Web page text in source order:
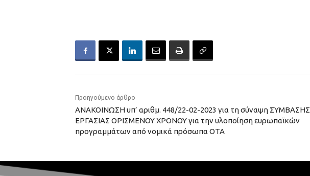
Προηγούμενο άρθρο
ΑΝΑΚΟΙΝΩΣΗ υπ’ αριθμ. 448/22-02-2023 για τη σύναψη ΣΥΜΒΑΣΗΣ
ΕΡΓΑΣΙΑΣ ΟΡΙΣΜΕΝΟΥ ΧΡΟΝΟΥ για την υλοποίηση ευρωπαϊκών
προγραμμάτων από νομικά πρόσωπα ΟΤΑ